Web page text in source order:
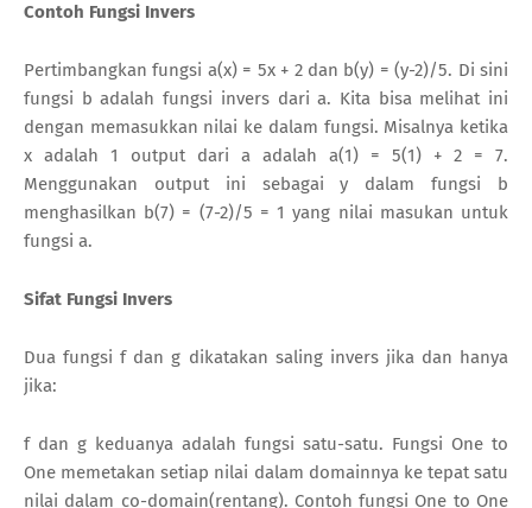
Contoh Fungsi Invers
Pertimbangkan fungsi a(x) = 5x + 2 dan b(y) = (y-2)/5. Di sini
fungsi b adalah fungsi invers dari a. Kita bisa melihat ini
dengan memasukkan nilai ke dalam fungsi. Misalnya ketika
x adalah 1 output dari a adalah a(1) = 5(1) + 2 = 7.
Menggunakan output ini sebagai y dalam fungsi b
menghasilkan b(7) = (7-2)/5 = 1 yang nilai masukan untuk
fungsi a.
Sifat Fungsi Invers
Dua fungsi f dan g dikatakan saling invers jika dan hanya
jika:
f dan g keduanya adalah fungsi satu-satu. Fungsi One to
One memetakan setiap nilai dalam domainnya ke tepat satu
nilai dalam co-domain(rentang). Contoh fungsi One to One